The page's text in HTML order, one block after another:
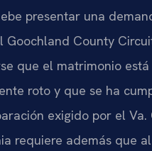
presentar una
Goochland County
que el matrimonio está
roto y que se ha
exigido por el Va.
requiere además que